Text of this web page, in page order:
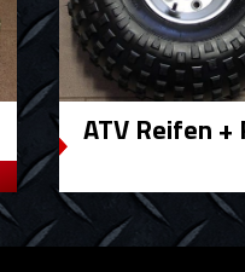
ATV Reifen +